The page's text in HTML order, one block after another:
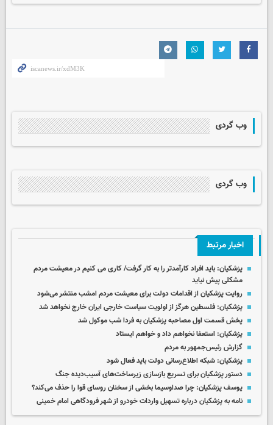
وب گردی
وب گردی
اخبار مرتبط
پزشکیان: باید افراد کارآمدتر را به کار گرفت/ کاری می کنیم در معیشت مردم
مشکلی پیش نیاید
روایت پزشکیان از اقدامات دولت برای معیشت مردم امشب منتشر می‌شود
پزشکیان: فلسطین هرگز از اولویت سیاست خارجی ایران خارج نخواهد شد
پخش قسمت اول مصاحبه پزشکیان به فردا شب موکول شد
پزشکیان: استعفا نخواهم داد و خواهم ایستاد
گزارش رئیس‌جمهور به مردم
پزشکیان: شبکه اطلاع‌رسانی دولت باید فعال شود
دستور پزشکیان برای تسریع بازسازی زیرساخت‌های آسیب‌دیده جنگ
یوسف پزشکیان: چرا صداوسیما بخشی از سخنان روسای قوا را حذف می‌کند؟
نامه به پزشکیان درباره تسهیل واردات خودرو از شهر فرودگاهی امام خمینی